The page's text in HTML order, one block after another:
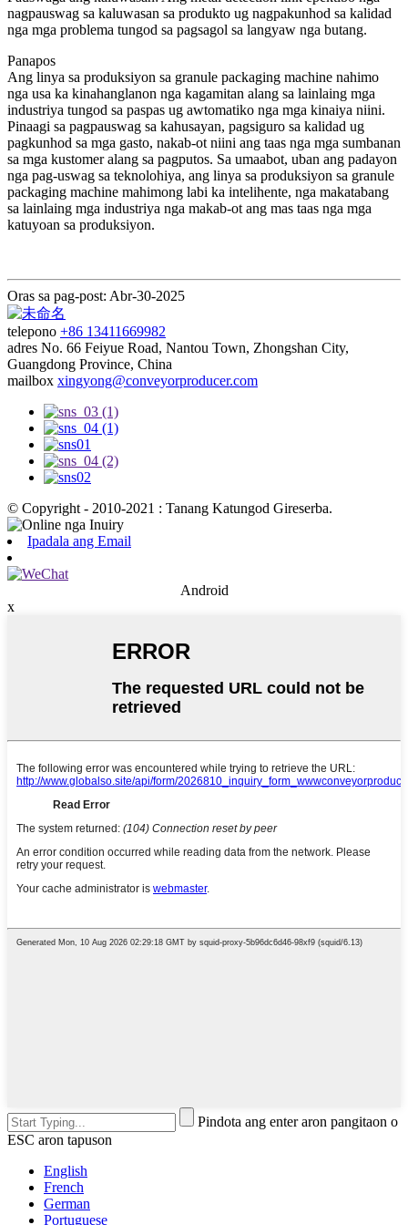
nagpauswag sa kaluwasan sa produkto ug nagpakunhod sa kalidad
nga mga problema tungod sa pagsagol sa langyaw nga butang.
Panapos
Ang linya sa produksiyon sa granule packaging machine nahimo
nga usa ka kinahanglanon nga kagamitan alang sa lainlaing mga
industriya tungod sa paspas ug awtomatiko nga mga kinaiya niini.
Pinaagi sa pagpauswag sa kahusayan, pagsiguro sa kalidad ug
pagkunhod sa mga gasto, nakab-ot niini ang taas nga mga sumbanan
sa mga kustomer alang sa pagputos. Sa umaabot, uban ang padayon
nga pag-uswag sa teknolohiya, ang linya sa produksiyon sa granule
packaging machine mahimong labi ka intelihente, nga makatabang
sa lainlaing mga industriya nga makab-ot ang mas taas nga mga
katuyoan sa produksiyon.
Oras sa pag-post: Abr-30-2025
telepono +86 13411669982
adres No. 66 Feiyue Road, Nantou Town, Zhongshan City,
Guangdong Province, China
mailbox xingyong@conveyorproducer.com
© Copyright - 2010-2021 : Tanang Katungod Gireserba.
Ipadala ang Email
Android
x
Pindota ang enter aron pangitaon o
ESC aron tapuson
English
French
German
Portuguese